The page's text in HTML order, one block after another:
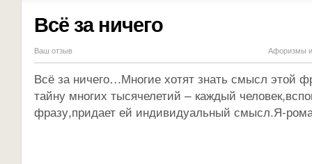
Всё за ничего
Ваш отзыв Афоризмы
Всё за ничего…Многие хотят знать смысл этой
тайну многих тысячелетий – каждый
фразу,придает ей индивидуальный смысл.Я-